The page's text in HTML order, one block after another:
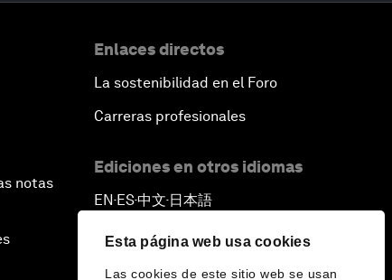
Esta página web usa cookies
Las cookies de este sitio web se usan
notas
Enlaces directos
La sostenibilidad en el Foro
Carreras profesionales
Ediciones en otros idiomas
EN ▪ES▪中文▪ 日本語